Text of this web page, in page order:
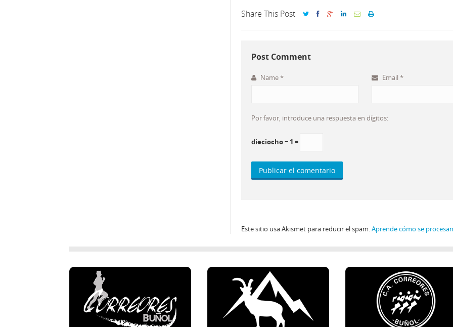
Share This Post
Post Comment
Name* Email *
Por favor, introduce una respuesta en dígitos:
dieciocho − 1 =
Este sitio usa Akismet para reducir el spam.Aprende cómo se